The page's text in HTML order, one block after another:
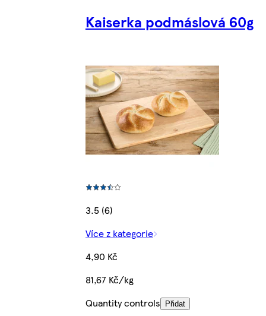
Kaiserka podmáslová 60g
3.5 (6)
Více z kategorie
4,90 Kč
81,67 Kč/kg
Quantity controls
Přidat